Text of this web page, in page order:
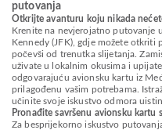
putovanja
Otkrijte avanturu koju nikada
Krenite na nevjerojatno putovanje
Kennedy (JFK), gdje možete otkriti
počevši od trenutka slijetanja.
uživate u lokalnim okusima i
odgovarajuću avionsku kartu iz
prilagođenu vašim potrebama.
učinite svoje iskustvo odmora
Pronađite savršenu avionsku kartu
Za besprijekorno iskustvo